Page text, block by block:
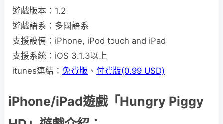
遊戲版本：1.2
遊戲語系：多國語系
支援設備：iPhone, iPod touch and iPad
支援系統：iOS 3.1.3以上
itunes連結： 免費版 、 付費版(0.99 USD)
iPhone/iPad遊戲「Hungry Piggy